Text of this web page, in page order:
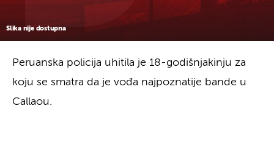
Slika nije dostupna
Peruanska policija uhitila je 18-godišnjakinju za
koju se smatra da je vođa najpoznatije bande u
Callaou.